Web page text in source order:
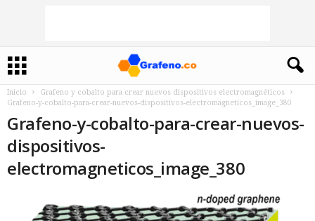
Inicio
Grafeno y cobalto para crear nuevos dispositivos electromagnéticos
Grafeno-y-cobalto-para-crear-nuevos-dispositivos-electromagneticos_image_380
Grafeno-y-cobalto-para-crear-nuevos-
dispositivos-
electromagneticos_image_380